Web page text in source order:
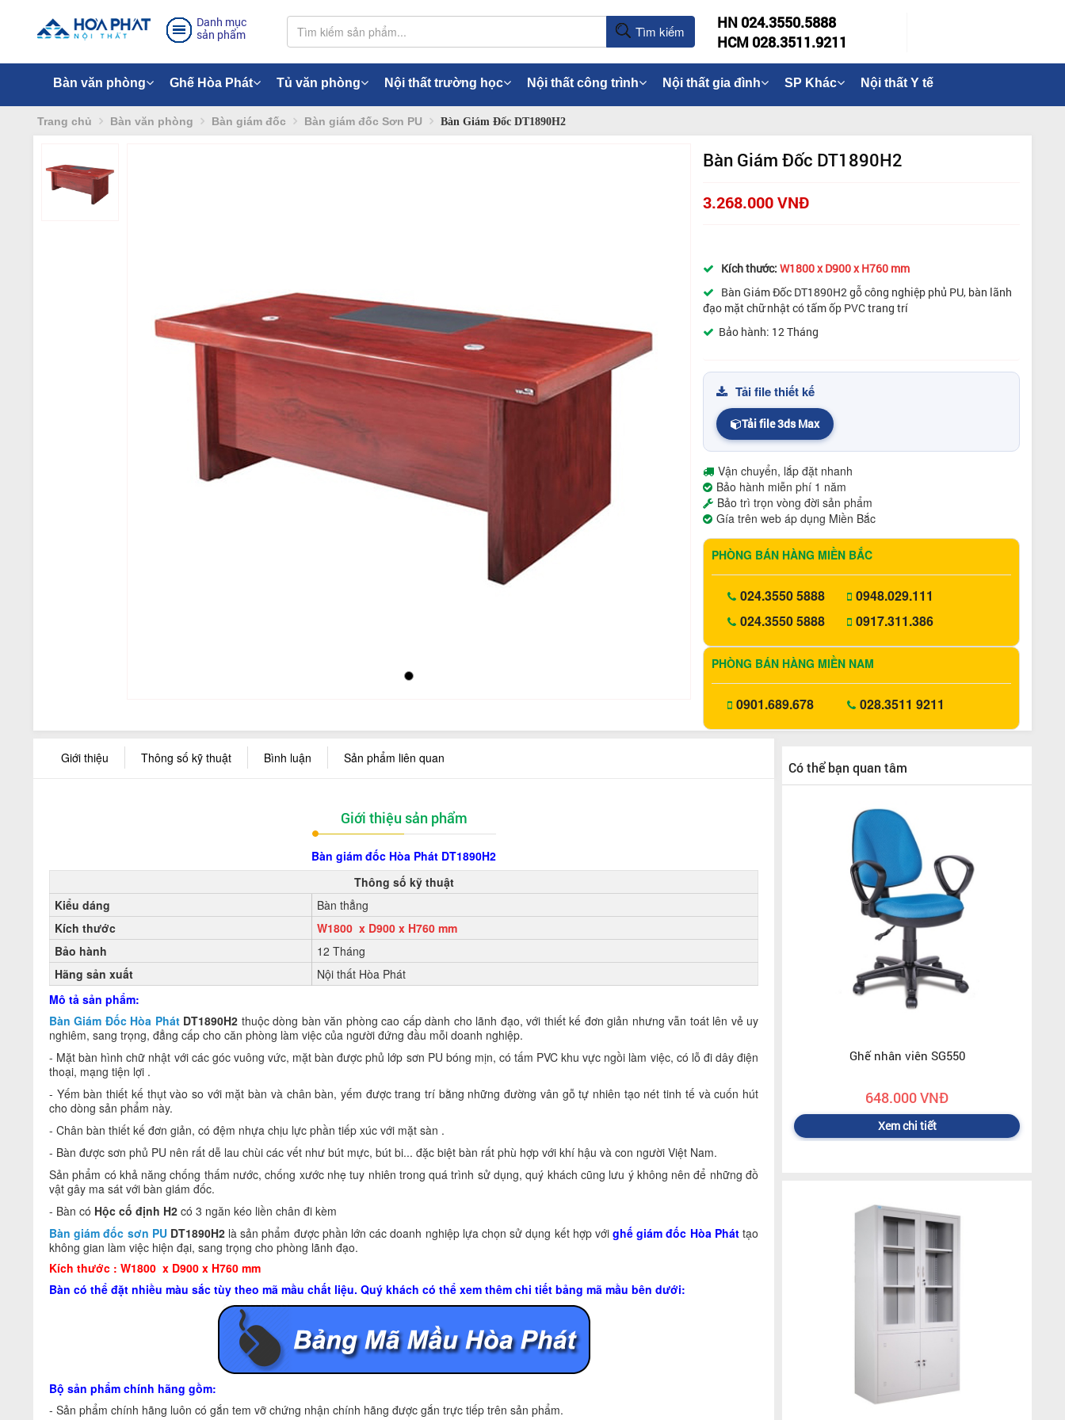
Danh mục
sản phẩm
Tìm kiếm
HN 024.3550.5888
HCM 028.3511.9211
Bàn văn phòng Ghế Hòa Phát Tủ văn phòng Nội thất trường học Nội thất công trình Nội thất gia đình SP Khác Nội thất Y tế
Trang chủ Bàn văn phòng Bàn giám đốc Bàn giám đốc Sơn PU Bàn Giám Đốc DT1890H2
Bàn Giám Đốc DT1890H2
3.268.000 VNĐ
Kích thước: W1800 x D900 x H760 mm
Bàn Giám Đốc DT1890H2 gỗ công nghiệp phủ PU, bàn lãnh
đạo mặt chữ nhật có tấm ốp PVC trang trí
Bảo hành: 12 Tháng
Tải file thiết kế
Tải file 3ds Max
Vận chuyển, lắp đặt nhanh
Bảo hành miễn phí 1 năm
Bảo trì trọn vòng đời sản phẩm
Gía trên web áp dụng Miền Bắc
PHÒNG BÁN HÀNG MIỀN BẮC
024.3550 5888
024.3550 5888
0948.029.111
0917.311.386
PHÒNG BÁN HÀNG MIỀN NAM
0901.689.678 028.3511 9211
Giới thiệu Thông số kỹ thuật Bình luận Sản phẩm liên quan
Giới thiệu sản phẩm
Bàn giám đốc Hòa Phát DT1890H2
Thông số kỹ thuật
Kiểu dáng
Bàn thẳng
Kích thước
W1800 x D900 x H760 mm
Bảo hành
12 Tháng
Hãng sản xuất
Nội thất Hòa Phát
Mô tả sản phẩm:
Bàn Giám Đốc Hòa PhátDT1890H2 thuộc dòng bàn văn phòng cao cấp dành cho lãnh đạo, với thiết kế đơn giản nhưng vẫn toát lên vẻ uy
nghiêm, sang trọng, đẳng cấp cho căn phòng làm việc của người đứng đầu mỗi doanh nghiệp.
- Mặt bàn hình chữ nhật với các góc vuông vức, mặt bàn được phủ lớp sơn PU bóng mịn, có tấm PVC khu vực ngồi làm việc, có lỗ đi dây điện
thoại, mạng tiện lợi .
- Yếm bàn thiết kế thụt vào so với mặt bàn và chân bàn, yếm được trang trí bằng những đường vân gỗ tự nhiên tạo nét tinh tế và cuốn hút
cho dòng sản phẩm này.
- Chân bàn thiết kế đơn giản, có đệm nhựa chịu lực phần tiếp xúc với mặt sàn .
- Bàn được sơn phủ PU nên rất dễ lau chùi các vết như bút mực, bút bi... đặc biệt bàn rất phù hợp với khí hậu và con người Việt Nam.
Sản phẩm có khả năng chống thấm nước, chống xước nhẹ tuy nhiên trong quá trình sử dụng, quý khách cũng lưu ý không nên để những đồ
vật gây ma sát với bàn giám đốc.
- Bàn có Hộc cố định H2 có 3 ngăn kéo liền chân đi kèm
Bàn giám đốc sơn PUDT1890H2là sản phẩm được phần lớn các doanh nghiệp lựa chọn sử dụng kết hợp vớighế giám đốc Hòa Pháttạo
không gian làm việc hiện đại, sang trọng cho phòng lãnh đạo.
Kích thước : W1800 x D900 x H760 mm
Bàn có thể đặt nhiều màu sắc tùy theo mã mầu chất liệu. Quý khách có thể xem thêm chi tiết bảng mã mầu bên dưới:
Bộ sản phẩm chính hãng gồm:
- Sản phẩm chính hãng luôn có gắn tem vỡ chứng nhận chính hãng được gắn trực tiếp trên sản phẩm.
Có thể bạn quan tâm
Ghế nhân viên SG550
648.000 VNĐ
Xem chi tiết